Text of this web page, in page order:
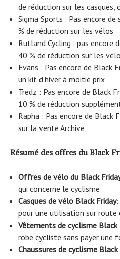
de réduction sur les
Sigma Sports : Pas encore
% de réduction sur les vélos
Rutland Cycling : pas encore
40 % de réduction sur les
Evans : Pas encore de Black
un kit d’hiver à moitié prix
Tredz : Pas encore de Black
10 % de réduction
Rapha : Pas encore de Black
sur la vente Archive
Résumé des offres du Black
Offres de vélo du Black
qui concerne le cyclisme
Casques de vélo Black Friday
pour une utilisation sur route
Vêtements de cyclisme Black
robe cycliste sans payer une
Chaussures de cyclisme Black